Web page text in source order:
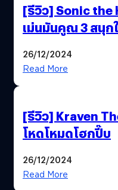
[รีวิว] Sonic the
เม่นมันคูณ 3 สนุ
26/12/2024
Read More
[รีวิว] Kraven
โหดโหมดโฮกปี๊บ
26/12/2024
Read More